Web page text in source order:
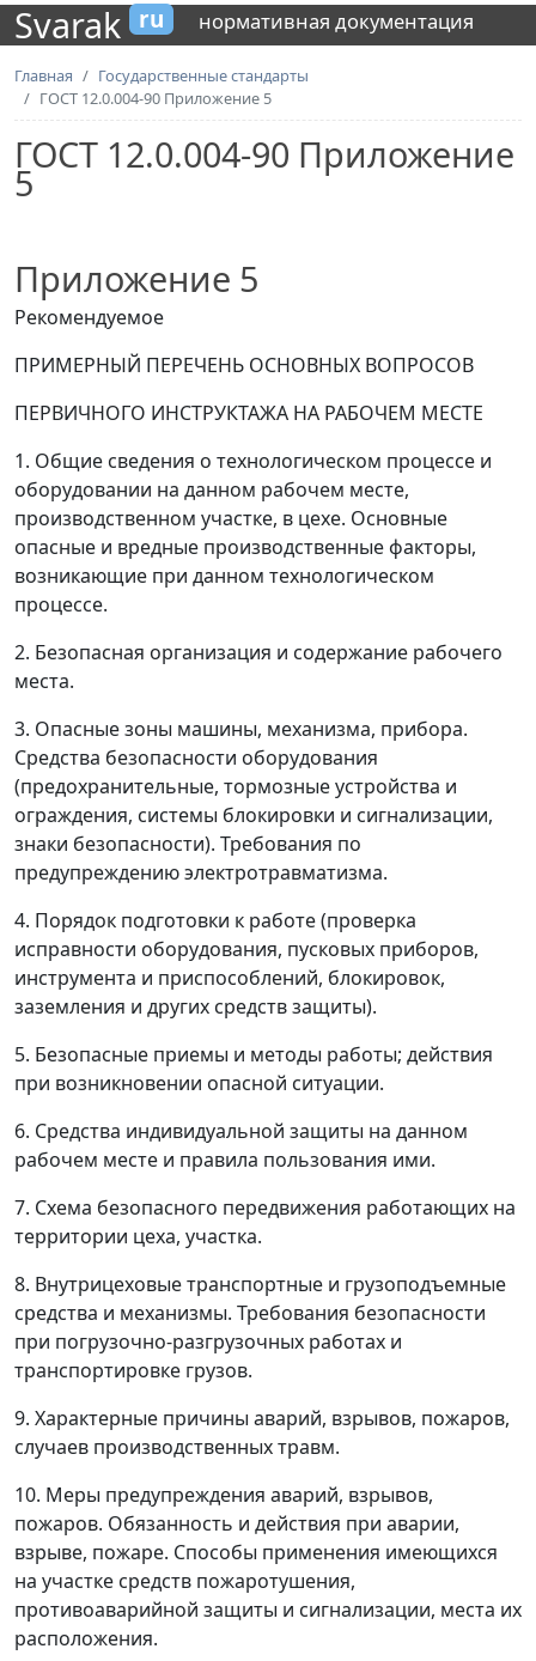
Svarak ru нормативная документация
Главная
Государственные стандарты
ГОСТ 12.0.004-90 Приложение 5
ГОСТ 12.0.004-90 Приложение
5
Приложение 5
Рекомендуемое
ПРИМЕРНЫЙ ПЕРЕЧЕНЬ ОСНОВНЫХ ВОПРОСОВ
ПЕРВИЧНОГО ИНСТРУКТАЖА НА РАБОЧЕМ МЕСТЕ
1. Общие сведения о технологическом процессе и
оборудовании на данном рабочем месте,
производственном участке, в цехе. Основные
опасные и вредные производственные факторы,
возникающие при данном технологическом
процессе.
2. Безопасная организация и содержание рабочего
места.
3. Опасные зоны машины, механизма, прибора.
Средства безопасности оборудования
(предохранительные, тормозные устройства и
ограждения, системы блокировки и сигнализации,
знаки безопасности). Требования по
предупреждению электротравматизма.
4. Порядок подготовки к работе (проверка
исправности оборудования, пусковых приборов,
инструмента и приспособлений, блокировок,
заземления и других средств защиты).
5. Безопасные приемы и методы работы; действия
при возникновении опасной ситуации.
6. Средства индивидуальной защиты на данном
рабочем месте и правила пользования ими.
7. Схема безопасного передвижения работающих на
территории цеха, участка.
8. Внутрицеховые транспортные и грузоподъемные
средства и механизмы. Требования безопасности
при погрузочно-разгрузочных работах и
транспортировке грузов.
9. Характерные причины аварий, взрывов, пожаров,
случаев производственных травм.
10. Меры предупреждения аварий, взрывов,
пожаров. Обязанность и действия при аварии,
взрыве, пожаре. Способы применения имеющихся
на участке средств пожаротушения,
противоаварийной защиты и сигнализации, места их
расположения.